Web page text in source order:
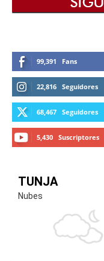
99,391 Fans
22,816 Seguidores
68,467 Seguidores
5,430 Suscriptores
TUNJA
Nubes